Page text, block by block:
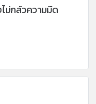
ม่กลัวความมืด